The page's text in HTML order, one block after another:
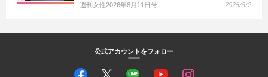
週刊女性2026年8月11日号 2026/8/2
公式アカウントをフォロー